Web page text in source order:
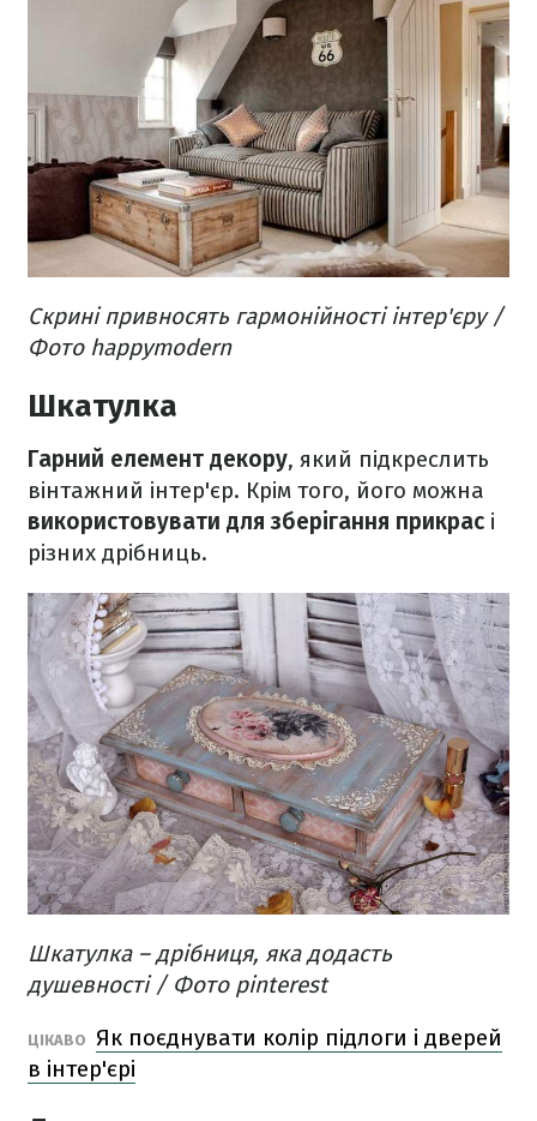
Скрині привносять гармонійності інтер'єру /
Фото happymodern
Шкатулка
Гарний елемент декору, який підкреслить
вінтажний інтер'єр. Крім того, його можна
використовувати для зберігання прикрас і
різних дрібниць.
Шкатулка – дрібниця, яка додасть
душевності​ / Фото pinterest
ЦІКАВО Як поєднувати колір підлоги і дверей
в інтер'єрі